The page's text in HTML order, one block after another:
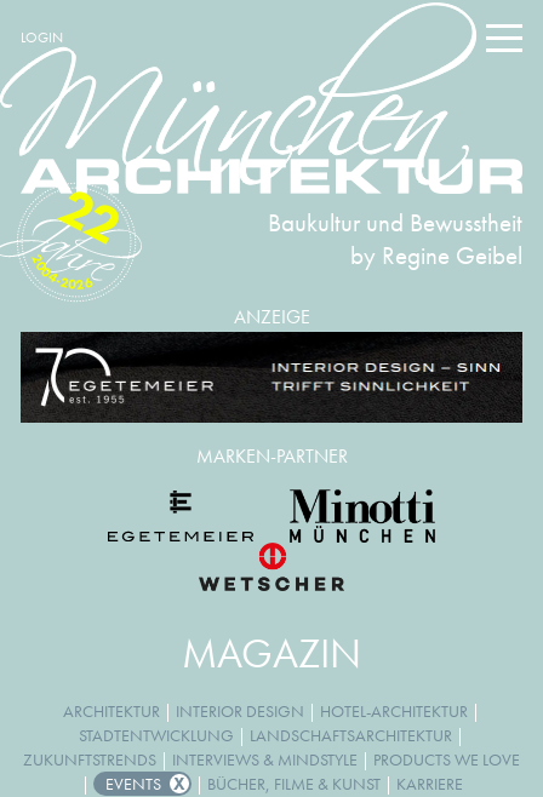
LOGIN
Baukultur und Bewusstheit
by Regine Geibel
2004-2026
22
ANZEIGE
MAGAZIN
ARCHITEKTUR | INTERIOR DESIGN | HOTEL-ARCHITEKTUR |
STADTENTWICKLUNG | LANDSCHAFTSARCHITEKTUR |
ZUKUNFTSTRENDS | INTERVIEWS & MINDSTYLE | PRODUCTS WE LOVE
|
EVENTS | BÜCHER, FILME & KUNST| KARRIERE